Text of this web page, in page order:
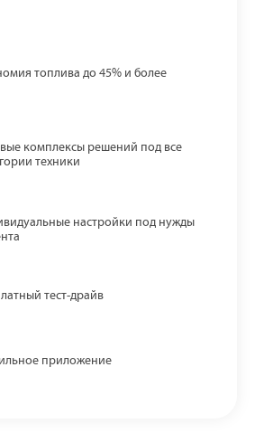
топлива до 45% и более
комплексы решений под все
техники
настройки под нужды
тест-драйв
приложение